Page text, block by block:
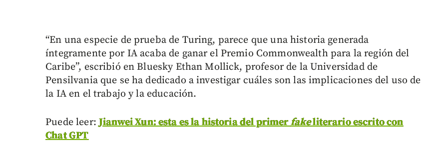
“En una especie de prueba de Turing, parece que una historia generada
íntegramente por IA acaba de ganar el Premio Commonwealth para la región del
Caribe”, escribió en Bluesky Ethan Mollick, profesor de la Universidad de
Pensilvania que se ha dedicado a investigar cuáles son las implicaciones del uso de
la IA en el trabajo y la educación.
Puede leer:Jianwei Xun: esta es la historia del primerfakeliterario escrito con
Chat GPT